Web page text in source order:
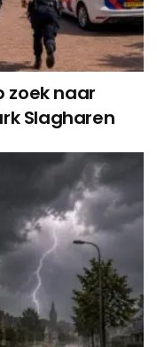
zoek naar
Slagharen